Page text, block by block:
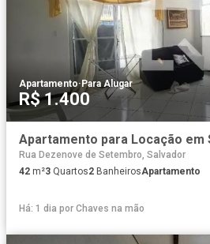
Apartamento·Para Alugar
R$ 1.400
Rua Dezenove de Setembro, Salvador
42 m²3 Quartos2 BanheirosApartamento
Há: 1 dia por Chaves na mão